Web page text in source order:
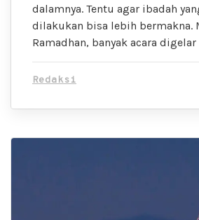
dalamnya. Tentu agar ibadah
dilakukan bisa lebih bermakna.
Ramadhan, banyak acara
Redaksi